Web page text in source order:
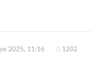
2025, 11:16 1202